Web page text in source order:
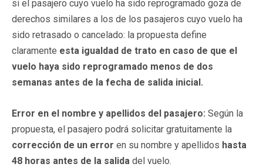
si el pasajero cuyo vuelo ha sido reprogramado goza de
derechos similares a los de los pasajeros cuyo vuelo ha
sido retrasado o cancelado: la propuesta define
claramente esta igualdad de trato en caso de que el
vuelo haya sido reprogramado menos de dos
semanas antes de la fecha de salida inicial.
Error en el nombre y apellidos del pasajero: Según la
propuesta, el pasajero podrá solicitar gratuitamente la
corrección de un error en su nombre y apellidos hasta
48 horas antes de la salida del vuelo.